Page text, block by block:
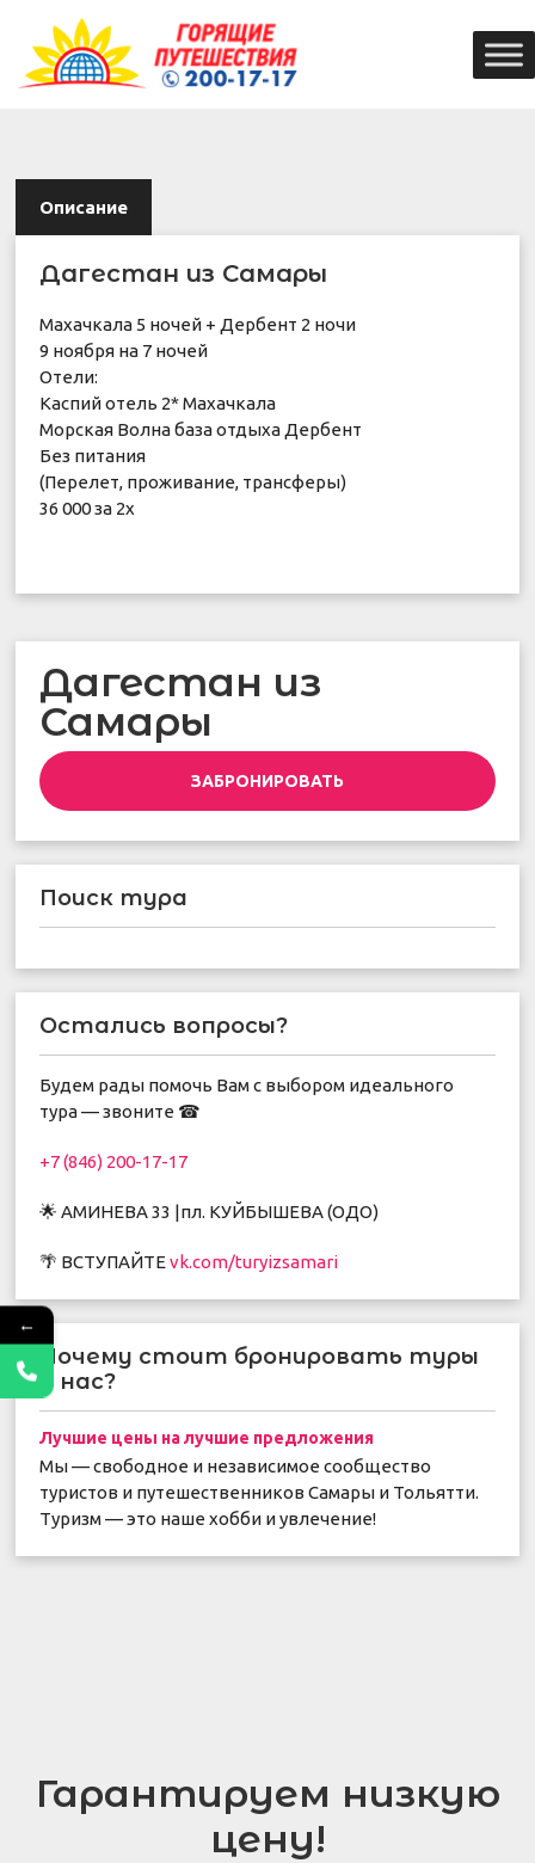
Описание
Дагестан из Самары
Махачкала 5 ночей + Дербент 2 ночи
9 ноября на 7 ночей
Отели:
Каспий отель 2* Махачкала
Морская Волна база отдыха Дербент
Без питания
(Перелет, проживание, трансферы)
36 000 за 2х
Дагестан из
Самары
ЗАБРОНИРОВАТЬ
Поиск тура
Остались вопросы?
Будем рады помочь Вам с выбором идеального
тура — звоните ☎
+7 (846) 200-17-17
🌟 АМИНЕВА 33 |пл. КУЙБЫШЕВА (ОДО)
🌴 ВСТУПАЙТЕvk.com/turyizsamari
Почему стоит бронировать туры
у нас?
Лучшие цены на лучшие предложения
Мы — свободное и независимое сообщество
туристов и путешественников Самары и Тольятти.
Туризм — это наше хобби и увлечение!
Гарантируем низкую
цену!
←